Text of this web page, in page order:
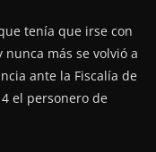
tenía que irse con
más se volvió a
ante la Fiscalía de
el personero de